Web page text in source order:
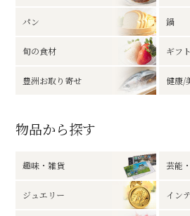
パン 鍋
旬の食材 ギフト
豊洲お取り寄せ 健康/
物品から探す
趣味・雑貨 芸能
ジュエリー イン